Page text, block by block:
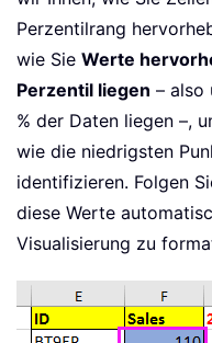
Perzentilrang
wie Sie Werte
Perzentil liegen – also
% der Daten liegen –,
wie die niedrigsten
identifizieren. Folgen
diese Werte
Visualisierung zu